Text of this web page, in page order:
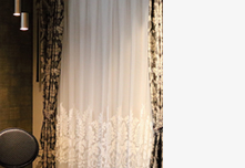
ランパーク …